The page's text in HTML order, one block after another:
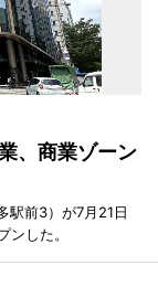
、商業ゾーン
駅前3）が7月21日
した。